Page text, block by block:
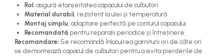
Rol: asigură etanșeitatea capacului de culbutori
Material durabil , rezistent la ulei și temperatură
Montaj simplu, adaptare perfectă pe conturul capacului
Recomandată pentru reparații periodice și întreținere
Recomandare: Se recomandă înlocuirea garniturii ori de câte ori
se demontează capacul de culbutori pentru a evita pierderile de